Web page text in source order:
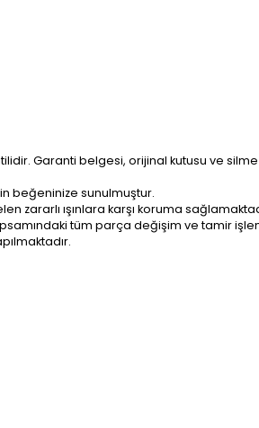
Garanti belgesi, orijinal kutusu ve
beğeninize sunulmuştur.
zararlı ışınlara karşı koruma
tüm parça değişim ve tamir